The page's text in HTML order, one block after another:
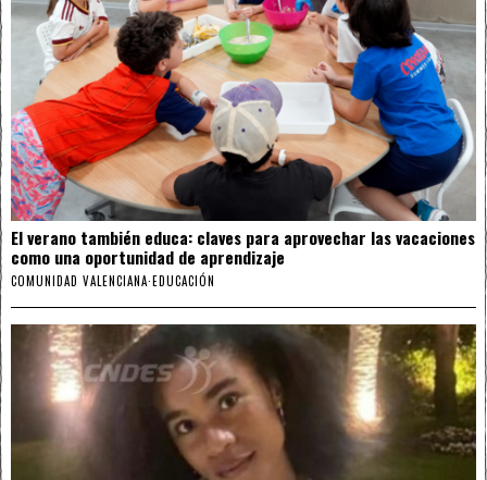
El verano también educa: claves para aprovechar las vacaciones
como una oportunidad de aprendizaje
COMUNIDAD VALENCIANA·EDUCACIÓN